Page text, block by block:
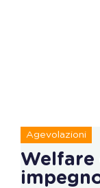
Agevolazioni
Welfare